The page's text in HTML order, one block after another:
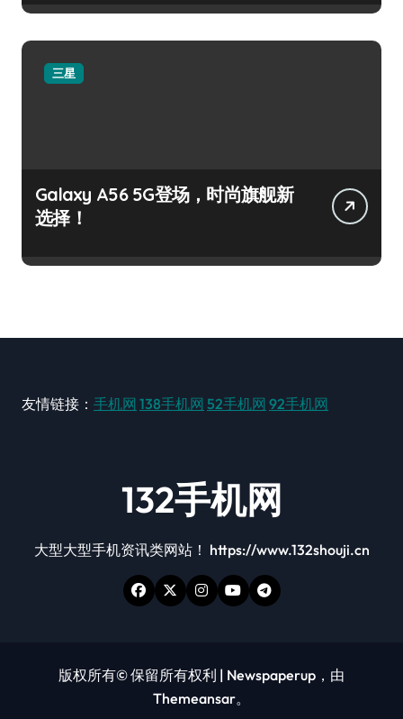
三星
Galaxy A56 5G登场，时尚旗舰新
选择！
友情链接： 手机网 138手机网 52手机网 92手机网
132手机网
大型大型手机资讯类网站！ https://www.132shouji.cn
版权所有© 保留所有权利 | Newspaperup ，由
Themeansar。